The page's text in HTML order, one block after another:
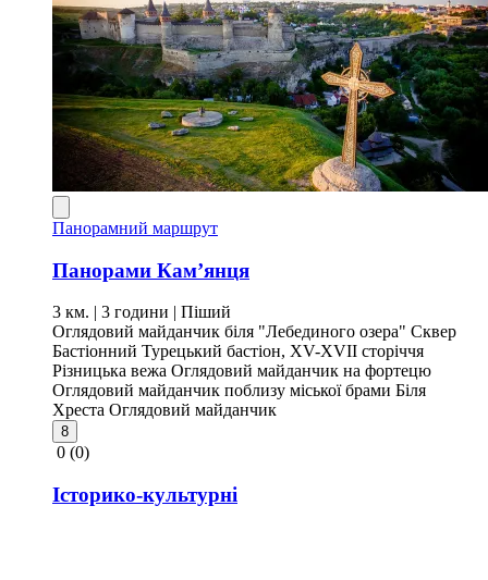
Панорамний маршрут
Панорами Кам’янця
3 км. | 3 години | Піший
Оглядовий майданчик біля "Лебединого озера" Сквер
Бастіонний Турецький бастіон, XV-XVII сторіччя
Різницька вежа Оглядовий майданчик на фортецю
Оглядовий майданчик поблизу міської брами Біля
Хреста Оглядовий майданчик
8
0 (0)
Історико-культурні